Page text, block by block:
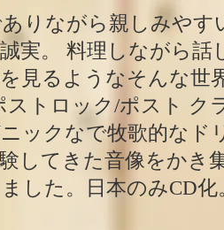
りながら親しみやす
実。 料理しながら話
見るようなそんな世
ストロック/ポスト ク
ックなで牧歌的なド
してきた音像をかき
した。日本のみCD化